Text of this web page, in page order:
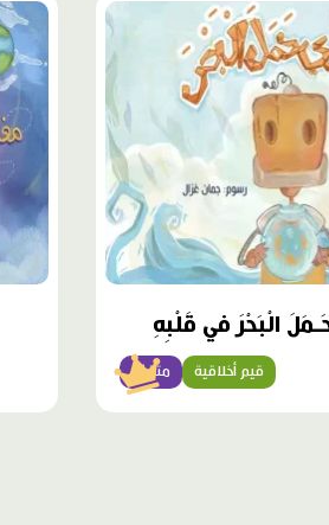
الْبَحْرَ في قَلْبِهِ
متقدّم قيم أخلاقية
محتوى
مميّز